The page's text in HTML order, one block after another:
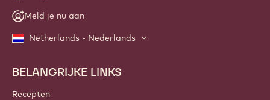
Meld je nu aan
Netherlands - Nederlands
Footer
Callebaut
BELANGRIJKE LINKS
Recepten